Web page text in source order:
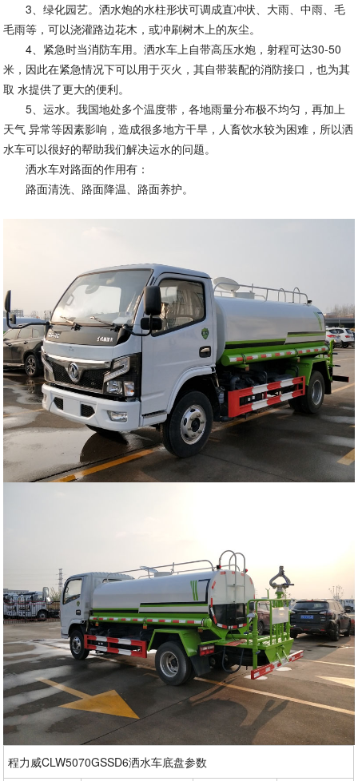
3、绿化园艺。洒水炮的水柱形状可调成直冲状、大雨、中雨、毛
毛雨等，可以浇灌路边花木，或冲刷树木上的灰尘。
4、紧急时当消防车用。洒水车上自带高压水炮，射程可达30-50
米，因此在紧急情况下可以用于灭火，其自带装配的消防接口，也为其
取 水提供了更大的便利。
5、运水。我国地处多个温度带，各地雨量分布极不均匀，再加上
天气 异常等因素影响，造成很多地方干旱，人畜饮水较为困难，所以洒
水车可以很好的帮助我们解决运水的问题。
洒水车对路面的作用有：
路面清洗、路面降温、路面养护。
程力威CLW5070GSSD6洒水车底盘参数